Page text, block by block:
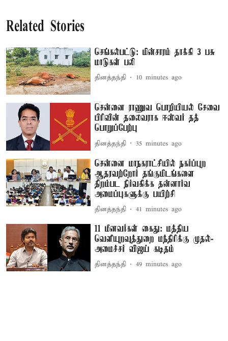
Related Stories
செங்கல்பட்டு: மின்சாரம் தாக்கி 3 பசு
மாடுகள் பலி
தினத்தந்தி 10 minutes ago
சென்னை ராணுவ பொறியியல் சேவை
பிரிவின் தலைவராக ஈஸ்வர் தத்
பொறுப்பேற்பு
தினத்தந்தி 35 minutes ago
சென்னை மாநகராட்சியில் நகர்ப்புற
ஆதரவற்றோர் தங்குமிடங்களை
திறம்பட நிர்வகிக்க தன்னார்வ
அமைப்புகளுக்கு பயிற்சி
தினத்தந்தி 41 minutes ago
11 மீனவர்கள் கைது: மத்திய
வெளியுறவுத்துறை மந்திரிக்கு முதல்-
அமைச்சர் விஜய் கடிதம்
தினத்தந்தி 49 minutes ago